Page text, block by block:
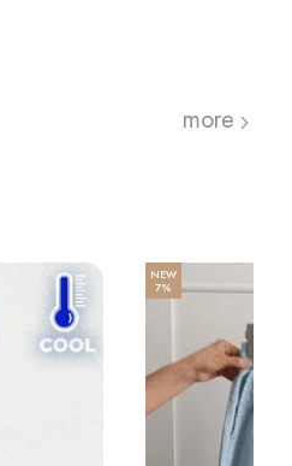
more
NEW
7%